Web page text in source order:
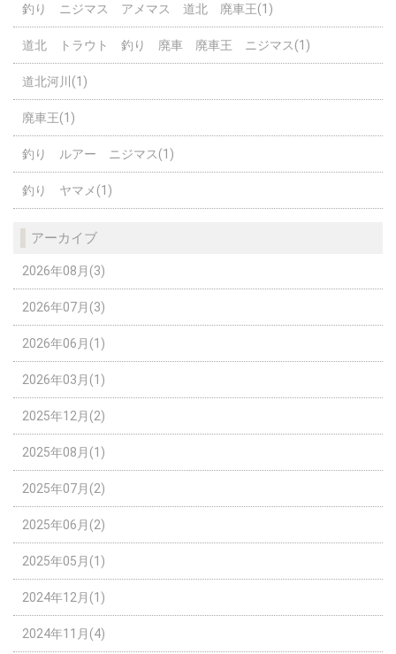
釣り ニジマス アメマス 道北 廃車王(1)
道北 トラウト 釣り 廃車 廃車王 ニジマス(1)
道北河川(1)
廃車王(1)
釣り ルアー ニジマス(1)
釣り ヤマメ(1)
アーカイブ
2026年08月(3)
2026年07月(3)
2026年06月(1)
2026年03月(1)
2025年12月(2)
2025年08月(1)
2025年07月(2)
2025年06月(2)
2025年05月(1)
2024年12月(1)
2024年11月(4)